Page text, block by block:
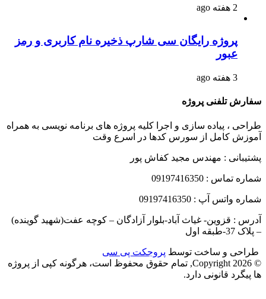
پروژه رایگان سی شارپ ذخیره نام کاربری و رمز
عبور
تلفنی پروژه
، پیاده سازی و اجرا کلیه پروژه های برنامه نویسی به همراه
کامل از سورس کدها در اسرع وقت
: مهندس مجید کفاش پور
تماس : 09197416350
واتس آپ : 09197416350
: قزوین- غیاث آباد-بلوار آزادگان – کوچه عفت(شهید گوینده)
37-طبقه اول
و ساخت توسطپروجکت پی سی
© Copyright 2026, تمام حقوق محفوظ است، هرگونه کپی از پروژه
پیگرد قانونی دارد.